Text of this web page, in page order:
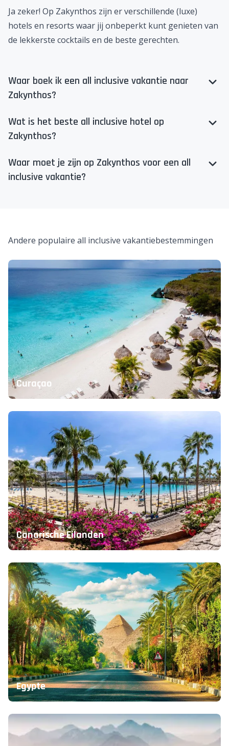
Ja zeker! Op Zakynthos zijn er verschillende (luxe)
hotels en resorts waar jij onbeperkt kunt genieten van
de lekkerste cocktails en de beste gerechten.
Waar boek ik een all inclusive vakantie naar
Zakynthos?
Wat is het beste all inclusive hotel op
Zakynthos?
Waar moet je zijn op Zakynthos voor een all
inclusive vakantie?
Andere populaire all inclusive vakantiebestemmingen
Curaçao
Canarische Eilanden
Egypte